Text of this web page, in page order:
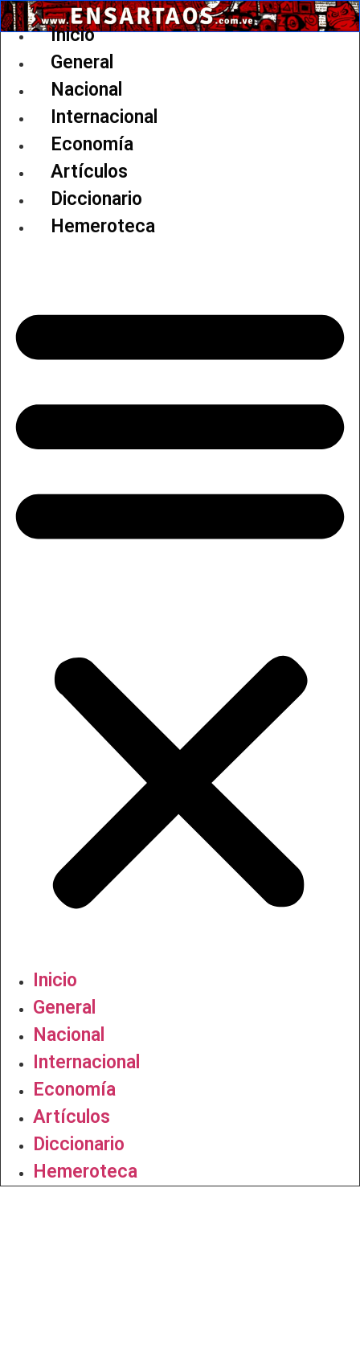
Ir
al
Inicio
General
Nacional
Internacional
Economía
Artículos
Diccionario
Hemeroteca
Inicio
General
Nacional
Internacional
Economía
Artículos
Diccionario
Hemeroteca